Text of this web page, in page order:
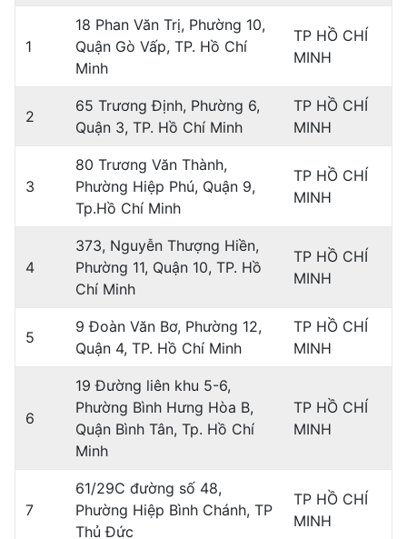
1
18 Phan Văn Trị, Phường 10,
Quận Gò Vấp, TP. Hồ Chí
Minh
TP HỒ CHÍ
MINH
2
65 Trương Định, Phường 6,
Quận 3, TP. Hồ Chí Minh
TP HỒ CHÍ
MINH
3
80 Trương Văn Thành,
Phường Hiệp Phú, Quận 9,
Tp.Hồ Chí Minh
TP HỒ CHÍ
MINH
4
373, Nguyễn Thượng Hiền,
Phường 11, Quận 10, TP. Hồ
Chí Minh
TP HỒ CHÍ
MINH
5
9 Đoàn Văn Bơ, Phường 12,
Quận 4, TP. Hồ Chí Minh
TP HỒ CHÍ
MINH
6
19 Đường liên khu 5-6,
Phường Bình Hưng Hòa B,
Quận Bình Tân, Tp. Hồ Chí
Minh
TP HỒ CHÍ
MINH
7
61/29C đường số 48,
Phường Hiệp Bình Chánh, TP
Thủ Đức
TP HỒ CHÍ
MINH